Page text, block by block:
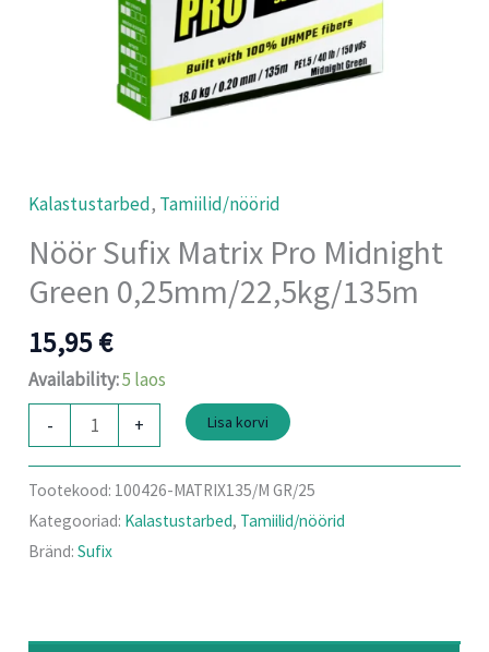
Kalastustarbed, Tamiilid/nöörid
Nöör Sufix Matrix Pro Midnight
Green 0,25mm/22,5kg/135m
15,95€
Availability:5 laos
-
+ Lisa korvi
Tootekood: 100426-MATRIX135/M GR/25
Kategooriad: Kalastustarbed, Tamiilid/nöörid
Bränd:Sufix